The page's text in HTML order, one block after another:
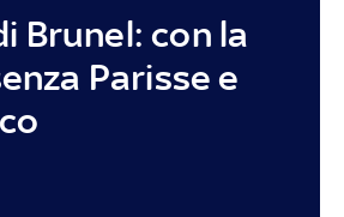
Brunel: con la
Parisse e